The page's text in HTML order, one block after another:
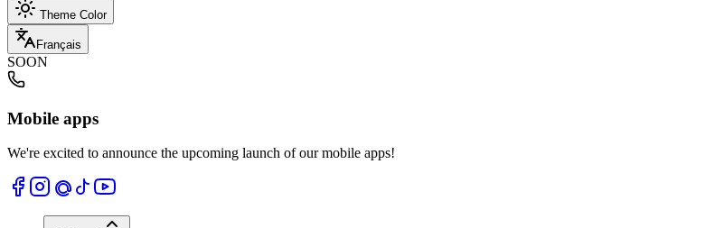
Theme Color
Français
SOON
Mobile apps
We're excited to announce the upcoming launch of our mobile apps!